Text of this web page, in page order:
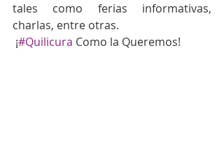
tales como ferias informativas,
charlas, entre otras.
¡#Quilicura Como la Queremos!